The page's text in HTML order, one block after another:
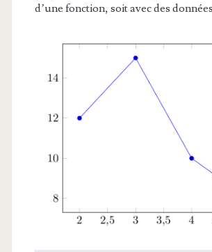
d’une fonction, soit avec des